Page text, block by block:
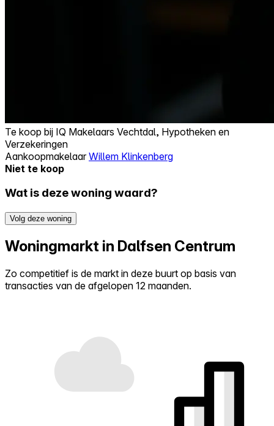
Te koop bij IQ Makelaars Vechtdal, Hypotheken en
Verzekeringen
AankoopmakelaarWillem Klinkenberg
Niet te koop
Wat is deze woning waard?
Volg deze woning
Woningmarkt in Dalfsen Centrum
Zo competitief is de markt in deze buurt op basis van
transacties van de afgelopen 12 maanden.